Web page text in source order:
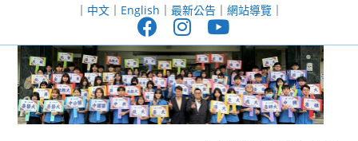
至
｜ 中文｜ English ｜ 最新公告｜ 網站導覽｜